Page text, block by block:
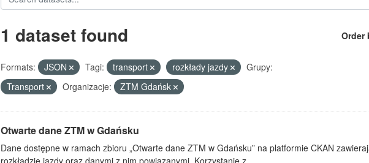
Order
1 dataset found
Formats: JSON Tagi: transport rozkłady jazdy
Grupy:
Transport
Organizacje: ZTM Gdańsk
Otwarte dane ZTM w Gdańsku
Dane dostępne w ramach zbioru „Otwarte dane ZTM w Gdańsku” na platformie CKAN
rozkładzie jazdy oraz danymi z nim powiązanymi. Korzystanie z...